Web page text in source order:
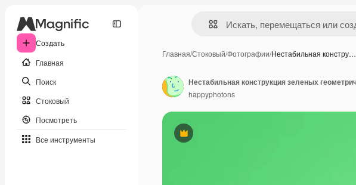
Создать
Главная
Поиск
Стоковый
Посмотреть
Все инструменты
Главная/Стоковый/Фотографии/Нестабильная констру…
Премиум
happyphotons